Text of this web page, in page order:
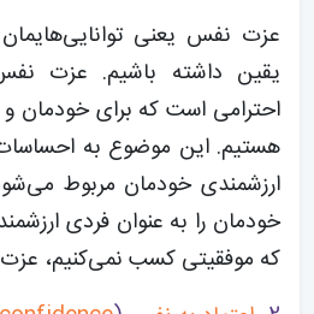
عزت نفس یعنی توانایی‌هایمان
یقین داشته باشیم. عزت
احترامی است که برای خودمان
هستیم. این موضوع به احساسات
ارزشمندی خودمان مربوط
خودمان را به عنوان فردی
که موفقیتی کسب نمی‌کنیم، عزت